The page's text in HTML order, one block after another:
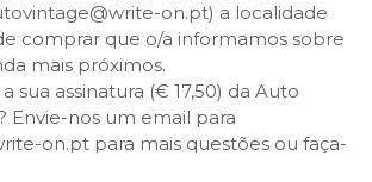
on.pt) a localidade
comprar que o/a informamos sobre
mais próximos.
sua assinatura (€ 17,50) da Auto
Envie-nos um email para
on.pt para mais questões ou faça-